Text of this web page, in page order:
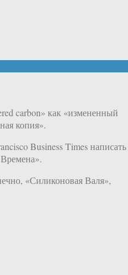
carbon» как «измененный
копия».
Business Times написать
«Силиконовая Валя»,